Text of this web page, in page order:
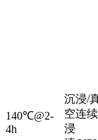
140℃@2-
4h
沉浸/
空连续
浸